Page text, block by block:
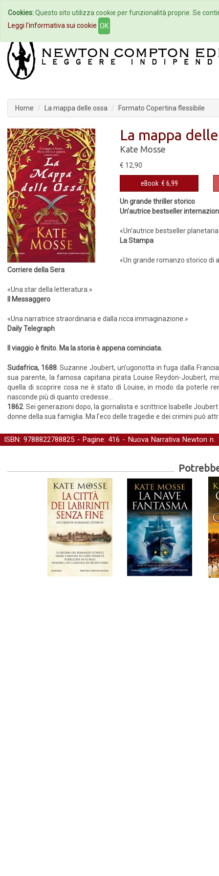
Home Autori Eventi
Home La mappa delle ossa Formato Copertina flessibile
La mappa
Kate Mosse
€ 12,90
eBook € 6,99
Un grande thriller storico
Un’autrice bestseller
«Un’autrice bestseller
La Stampa
«Un grande romanzo storico di
Corriere della Sera
«Una star della letteratura.»
Il Messaggero
«Una narratrice straordinaria e dalla ricca immaginazione.»
Daily Telegraph
Il viaggio è finito. Ma la storia è appena cominciata.
Sudafrica, 1688. Suzanne Joubert, un’ugonotta in fuga dalla
sua parente, la famosa capitana pirata Louise Reydon-Joubert,
quella di scoprire cosa ne è stato di Louise, in modo da poterle
nasconde più di quanto credesse...
1862. Sei generazioni dopo, la giornalista e scrittrice Isabelle
donne della sua famiglia. Ma l’eco delle tragedie e dei crimini può
ISBN: 9788822788825 - Pagine: 416 - Nuova Narrativa Newton n.
Cookies:Questo sito utilizza cookie per funzionalità proprie. Se
Leggi l'informativa sui cookie OK